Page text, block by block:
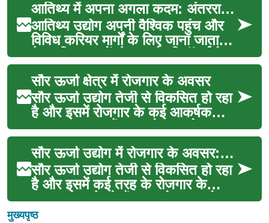
आतिथ्य में अपना अगला कदम: अंतरराष्ट्रीय अवसर
आतिथ्य उद्योग अपनी वैश्विक पहुंच और
विविध करियर मार्गों के लिए जाना जाता
है। दुनिया भर में होटल और रिसॉर्ट्स के
साथ, ...
सौर ऊर्जा क्षेत्र में रोजगार के अवसर
सौर ऊर्जा उद्योग तेजी से विकसित हो रहा
है और इसमें रोजगार के कई आकर्षक
अवसर उपलब्ध हैं। यह क्षेत्र न केवल
पर्यावरण के...
सौर ऊर्जा उद्योग में रोजगार के अवसर: एक व्यापक अवलोकन
सौर ऊर्जा उद्योग तेजी से विकसित हो रहा
है और इसमें कई तरह के रोजगार के
अवसर पैदा हो रहे हैं। यह लेख इस क्षेत्र
में सं...
मुख्यपृष्ठ